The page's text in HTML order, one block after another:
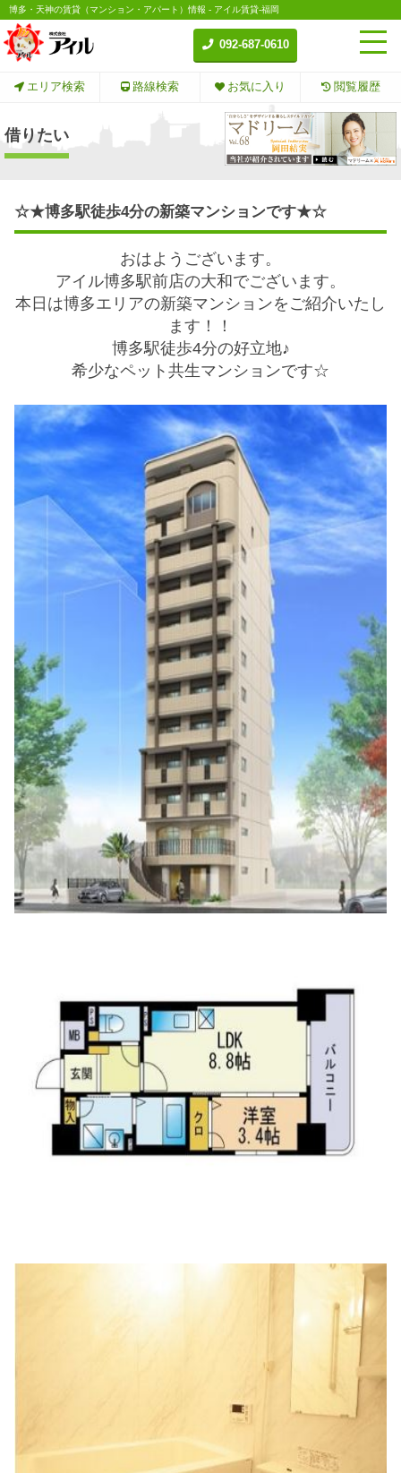
博多・天神の賃貸（マンション・アパート）情報 - アイル賃貸-福岡
092-687-0610
エリア検索 路線検索 お気に入り 閲覧履歴
借りたい
☆★博多駅徒歩4分の新築マンションです★☆
おはようございます。
アイル博多駅前店の大和でございます。
本日は博多エリアの新築マンションをご紹介いたし
ます！！
博多駅徒歩4分の好立地♪
希少なペット共生マンションです☆